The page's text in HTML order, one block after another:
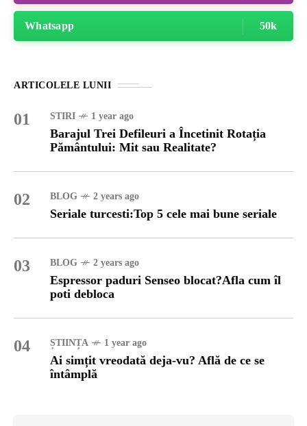
Whatsapp 50k
ARTICOLELE LUNII
01 STIRI 1 year ago
Barajul Trei Defileuri a Încetinit Rotația
Pământului: Mit sau Realitate?
02 BLOG 2 years ago
Seriale turcesti:Top 5 cele mai bune seriale
03 BLOG 2 years ago
Espressor paduri Senseo blocat?Afla cum îl
poti debloca
04 ȘTIINȚA 1 year ago
Ai simțit vreodată deja-vu? Află de ce se
întâmplă